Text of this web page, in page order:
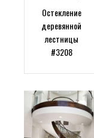
Остекление
деревянной
лестницы
#3208